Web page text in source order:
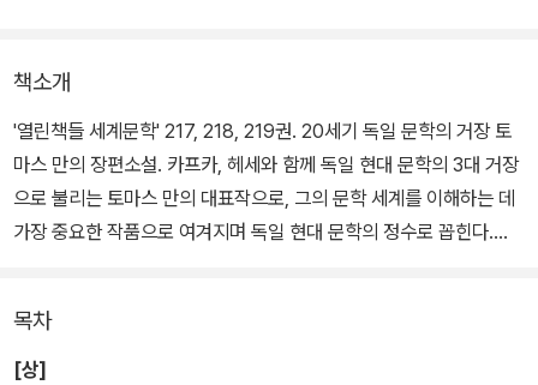
책소개
'열린책들 세계문학' 217, 218, 219권. 20세기 독일 문학의 거장 토
마스 만의 장편소설. 카프카, 헤세와 함께 독일 현대 문학의 3대 거장
으로 불리는 토마스 만의 대표작으로, 그의 문학 세계를 이해하는 데
가장 중요한 작품으로 여겨지며 독일 현대 문학의 정수로 꼽힌다.
죽음이 인간의 의식을 지배하는 세계이자, 한 번 발을 들이면 벗어날
수 없는 마의 산이다. 소설은 청년 한스 카스토르프가 폐병으로 요양
목차
[상]